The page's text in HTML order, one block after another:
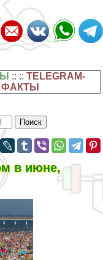
:: ::TELEGRAM-
в июне,